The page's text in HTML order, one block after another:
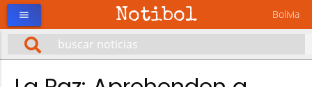
Notibol Bolivia
menu